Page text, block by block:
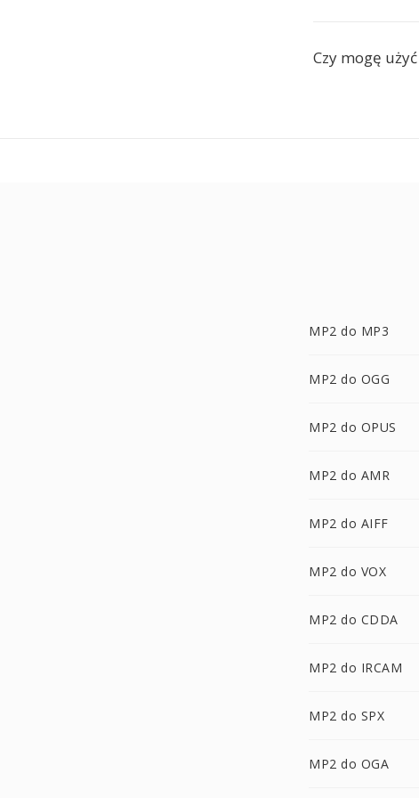
Czy mogę
MP2 do MP3
MP2 do OGG
MP2 do OPUS
MP2 do AMR
MP2 do AIFF
MP2 do VOX
MP2 do CDDA
MP2 do IRCAM
MP2 do SPX
MP2 do OGA